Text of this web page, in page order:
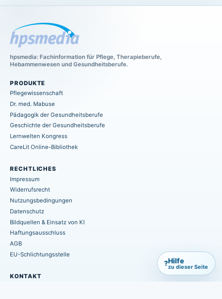
hpsmedia: Fachinformation für Pflege, Therapieberufe,
Hebammenwesen und Gesundheitsberufe.
PRODUKTE
Pflegewissenschaft
Dr. med. Mabuse
Pädagogik der Gesundheitsberufe
Geschichte der Gesundheitsberufe
Lernwelten Kongress
CareLit Online-Bibliothek
RECHTLICHES
Impressum
Widerrufsrecht
Nutzungsbedingungen
Datenschutz
Bildquellen & Einsatz von KI
Haftungsausschluss
AGB
EU-Schlichtungsstelle
KONTAKT
?Hilfe
zu dieser Seite